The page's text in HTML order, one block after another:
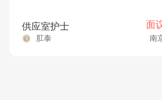
供应室护士 面
肛泰 南